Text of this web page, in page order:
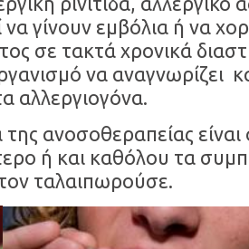
γίνουν εμβόλια ή να
σε τακτά χρονικά
να αναγνωρίζει
αλλεργιογόνα.
ανοσοθεραπείας
ή και καθόλου τα
ταλαιπωρούσε.